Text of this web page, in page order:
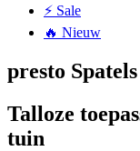
⚡ Sale
🔥 Nieuw
presto
Talloze
tuin